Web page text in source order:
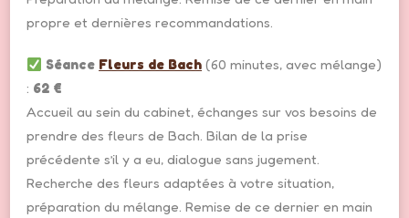
propre et dernières recommandations.
Séance Fleurs de Bach (60 minutes, avec mélange)
: 62 €
Accueil au sein du cabinet, échanges sur vos besoins de
prendre des fleurs de Bach. Bilan de la prise
précédente s’il y a eu, dialogue sans jugement.
Recherche des fleurs adaptées à votre situation,
préparation du mélange. Remise de ce dernier en main